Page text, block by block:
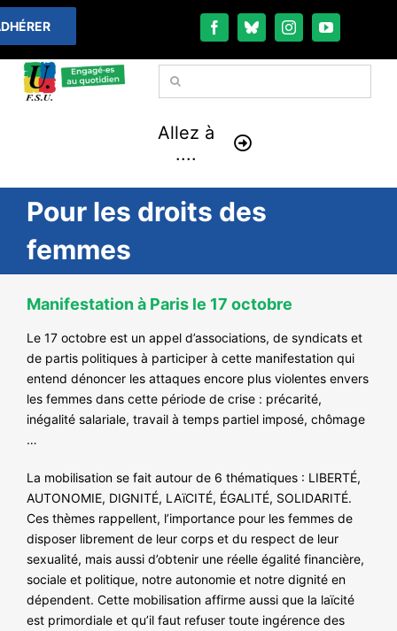
Passer
au
contenu
Rechercher:
Allez à
....
À LA UNE
THÉMATIQUES
LA VIE FÉDÉRALE
COMMUNIQUÉS
NOS ACTIONS
Pour les droits des
femmes
Manifestation à Paris le 17 octobre
Le 17 octobre est un appel d’associations, de syndicats et
de partis politiques à participer à cette manifestation qui
entend dénoncer les attaques encore plus violentes envers
les femmes dans cette période de crise : précarité,
inégalité salariale, travail à temps partiel imposé, chômage
…
La mobilisation se fait autour de 6 thématiques : LIBERTÉ,
AUTONOMIE, DIGNITÉ, LAïCITÉ, ÉGALITÉ, SOLIDARITÉ.
Ces thèmes rappellent, l’importance pour les femmes de
disposer librement de leur corps et du respect de leur
sexualité, mais aussi d’obtenir une réelle égalité financière,
sociale et politique, notre autonomie et notre dignité en
dépendent. Cette mobilisation affirme aussi que la laïcité
est primordiale et qu’il faut refuser toute ingérence des